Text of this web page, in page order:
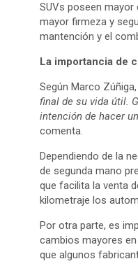
SUVs poseen
mayor firmeza y
mantención y el
La importancia de
Según Marco Zúñiga,
final de su vida útil.
intención de hacer
comenta.
Dependiendo de la
de segunda mano
que facilita la venta
kilometraje los
Por otra parte, es
cambios mayores
que algunos